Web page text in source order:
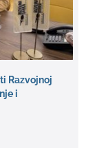
Razvojnoj
i